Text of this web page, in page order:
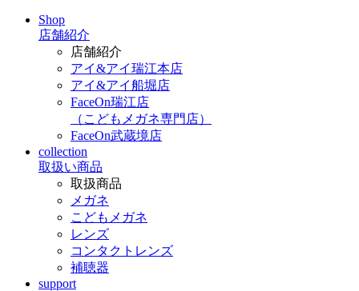
Shop
店舗紹介
店舗紹介
アイ&アイ瑞江本店
アイ&アイ船堀店
FaceOn瑞江店
（こどもメガネ専門店）
FaceOn武蔵境店
collection
取扱い商品
取扱商品
メガネ
こどもメガネ
レンズ
コンタクトレンズ
補聴器
support